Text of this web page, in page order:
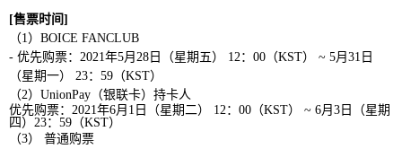
[售票时间]
（1） BOICE FANCLUB
- 优先购票： 2021年5月 28 日 （星期五） 12 ： 00 （KST） ~ 5月 31 日
（星期一）
23： 59 （KST）
（2） UnionPay （银联卡） 持卡人
优先购票： 2021年6月 1 日（星期二） 12 ： 00 （KST） ~ 6月 3 日（星期
四） 23： 59 （KST）
（3） 普通购票